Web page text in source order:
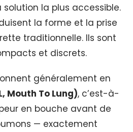
la plus accessible.
la forme et la prise
traditionnelle. Ils sont
et discrets.
généralement en
Mouth To Lung), c’est-à-
en bouche avant de
— exactement